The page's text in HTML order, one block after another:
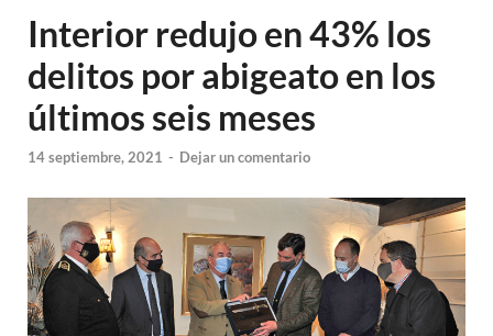
Interior redujo en 43% los
delitos por abigeato en los
últimos seis meses
14 septiembre, 2021 - Dejar un comentario